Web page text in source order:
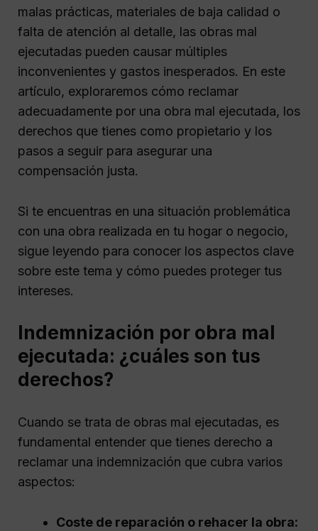
malas prácticas, materiales de baja calidad o
falta de atención al detalle, las obras mal
ejecutadas pueden causar múltiples
inconvenientes y gastos inesperados. En este
artículo, exploraremos cómo reclamar
adecuadamente por una obra mal ejecutada, los
derechos que tienes como propietario y los
pasos a seguir para asegurar una
compensación justa.
Si te encuentras en una situación problemática
con una obra realizada en tu hogar o negocio,
sigue leyendo para conocer los aspectos clave
sobre este tema y cómo puedes proteger tus
intereses.
Indemnización por obra mal
ejecutada: ¿cuáles son tus
derechos?
Cuando se trata de obras mal ejecutadas, es
fundamental entender que tienes derecho a
reclamar una indemnización que cubra varios
aspectos:
Coste de reparación o rehacer la obra: